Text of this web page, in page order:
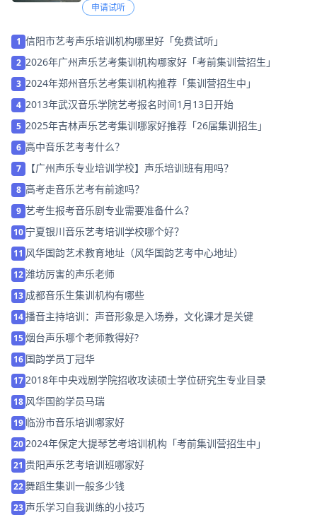
申请试听
1 信阳市艺考声乐培训机构哪里好「免费试听」
2 2026年广州声乐艺考集训机构哪家好「考前集训营招生」
3 2024年郑州音乐艺考集训机构推荐「集训营招生中」
4 2013年武汉音乐学院艺考报名时间1月13日开始
5 2025年吉林声乐艺考集训哪家好推荐「26届集训招生」
6 高中音乐艺考考什么？
7 【广州声乐专业培训学校】声乐培训班有用吗？
8 高考走音乐艺考有前途吗？
9 艺考生报考音乐剧专业需要准备什么？
10 宁夏银川音乐艺考培训学校哪个好？
11 风华国韵艺术教育地址（风华国韵艺考中心地址）
12潍坊厉害的声乐老师
13 成都音乐生集训机构有哪些
14播音主持培训：声音形象是入场券，文化课才是关键
15烟台声乐哪个老师教得好?
16 国韵学员丁冠华
17 2018年中央戏剧学院招收攻读硕士学位研究生专业目录
18 风华国韵学员马瑞
19 临汾市音乐培训哪家好
20 2024年保定大提琴艺考培训机构「考前集训营招生中」
21 贵阳声乐艺考培训班哪家好
22舞蹈生集训一般多少钱
23 声乐学习自我训练的小技巧